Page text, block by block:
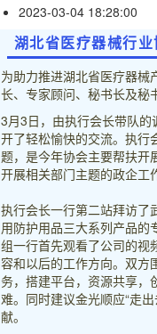
2023-03-04 18:28:00
湖北省医疗器械行
为助力推进湖北省医疗器械
长、专家顾问、秘书长及秘
3月3日，由执行会长带队
开了轻松愉快的交流。执行
题，是今年协会主要帮扶开
开展相关部门主题的政企工
执行会长一行第二站拜访了
用防护用品三大系列产品的
组一行首先观看了公司的视
容和以后的工作方向。双方
务，搭建平台，资源共享，
难。同时建议金光顺应“走
献。